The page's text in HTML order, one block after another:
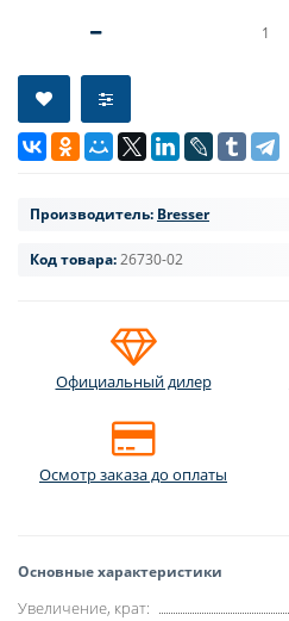
Производитель: Bresser
Код товара:26730-02
Официальный дилер
Осмотр заказа до оплаты
Основные характеристики
Увеличение, крат: